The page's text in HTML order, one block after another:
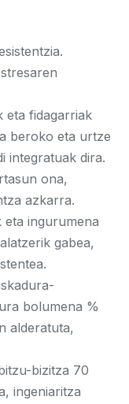
eta fidagarriak
beroko eta urtze
integratuak dira.
ona,
azkarra.
ingurumena
gabea,
bolumena %
alderatuta,
bizitza 70
ingeniaritza